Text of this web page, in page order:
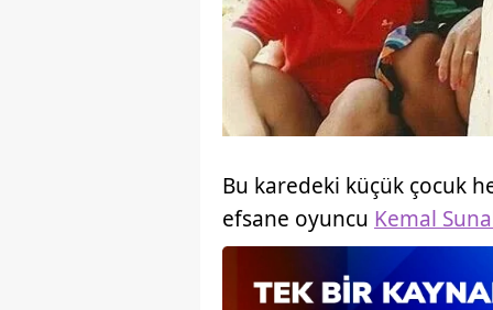
reklam/pazarlama faaliyetlerinin
Çerezlere ilişkin tercihlerinizi
butonuna tıklayabilir,
Çerez
mevzuata uygun olarak
Bu karedeki küçük çocuk
efsane oyuncu Kemal